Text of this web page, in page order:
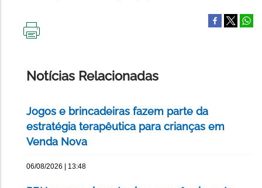
Notícias Relacionadas
Jogos e brincadeiras fazem parte da
estratégia terapêutica para crianças em
Venda Nova
06/08/2026 | 13:48